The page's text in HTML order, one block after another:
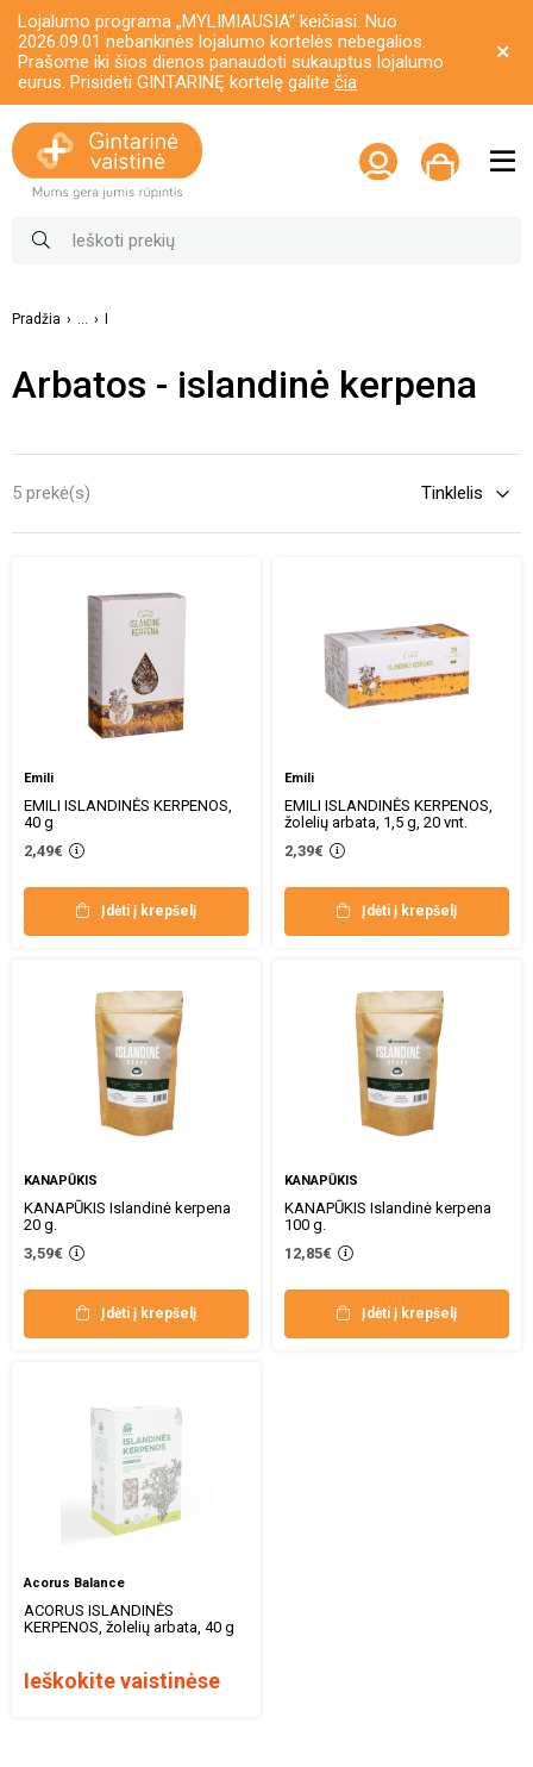
Lojalumo programa „MYLIMIAUSIA“ keičiasi. Nuo
2026.09.01 nebankinės lojalumo kortelės nebegalios.
Prašome iki šios dienos panaudoti sukauptus lojalumo
eurus. Prisidėti GINTARINĘ kortelę galite čia
Pradžia ...
Arbatos - islandinė kerpena
5 prekė(s)
Emili
EMILI ISLANDINĖS KERPENOS,
40 g
2,49€
Įdėti į krepšelį
Emili
EMILI ISLANDINĖS KERPENOS,
žolelių arbata, 1,5 g, 20 vnt.
2,39€
Įdėti į krepšelį
KANAPŪKIS
KANAPŪKIS Islandinė kerpena
20 g.
3,59€
Įdėti į krepšelį
KANAPŪKIS
KANAPŪKIS Islandinė kerpena
100 g.
12,85€
Įdėti į krepšelį
Acorus Balance
ACORUS ISLANDINĖS
KERPENOS, žolelių arbata, 40 g
Ieškokite vaistinėse